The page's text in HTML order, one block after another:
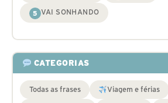
5 VAI SONHANDO
CATEGORIAS
Todas as frases Viagem e férias